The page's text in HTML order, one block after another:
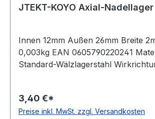
Innen 12mm Außen 26mm Breite
0,003kg EAN 0605790220241
Standard-Wälzlagerstahl
+120 °C
3,40 €*
Preise inkl. MwSt. zzgl. Versandkosten